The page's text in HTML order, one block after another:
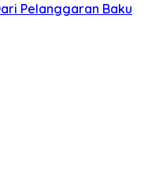
Pelanggaran Baku